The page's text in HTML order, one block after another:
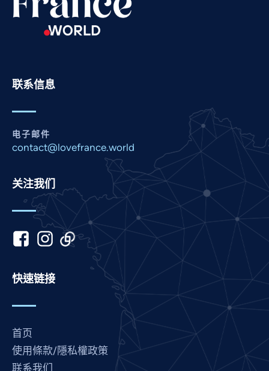
联系信息
电子邮件
contact@lovefrance.world
关注我们
快速链接
首页
使用條款/隱私權政策
联系我们
French
Japanese
Kannada
Khmer
Malay
Marathi
Nepali